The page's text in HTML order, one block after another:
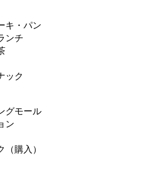
キ・パン
ンチ
ック
グモール
ン
購入）